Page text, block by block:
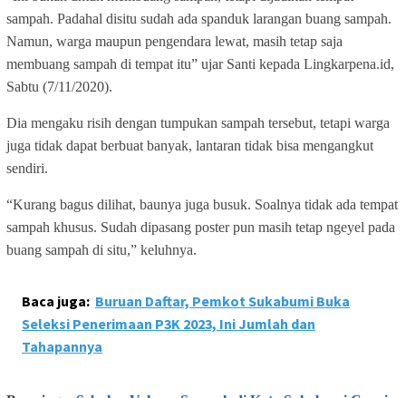
sampah. Padahal disitu sudah ada spanduk larangan buang sampah.
Namun, warga maupun pengendara lewat, masih tetap saja
membuang sampah di tempat itu” ujar Santi kepada Lingkarpena.id,
Sabtu (7/11/2020).
Dia mengaku risih dengan tumpukan sampah tersebut, tetapi warga
juga tidak dapat berbuat banyak, lantaran tidak bisa mengangkut
sendiri.
“Kurang bagus dilihat, baunya juga busuk. Soalnya tidak ada tempat
sampah khusus. Sudah dipasang poster pun masih tetap ngeyel pada
buang sampah di situ,” keluhnya.
Baca juga: Buruan Daftar, Pemkot Sukabumi Buka
Seleksi Penerimaan P3K 2023, Ini Jumlah dan
Tahapannya